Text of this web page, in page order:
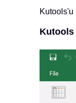
Kutools'u
Kutools